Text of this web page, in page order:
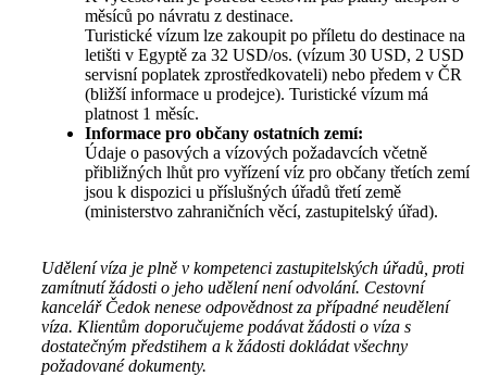
měsíců po návratu z destinace.
Turistické vízum lze zakoupit po příletu do destinace na
letišti v Egyptě za 32 USD/os. (vízum 30 USD, 2 USD
servisní poplatek zprostředkovateli) nebo předem v ČR
(bližší informace u prodejce). Turistické vízum má
platnost 1 měsíc.
Informace pro občany ostatních zemí:
Údaje o pasových a vízových požadavcích včetně
přibližných lhůt pro vyřízení víz pro občany třetích zemí
jsou k dispozici u příslušných úřadů třetí země
(ministerstvo zahraničních věcí, zastupitelský úřad).
Udělení víza je plně v kompetenci zastupitelských úřadů, proti
zamítnutí žádosti o jeho udělení není odvolání. Cestovní
kancelář Čedok nenese odpovědnost za případné neudělení
víza. Klientům doporučujeme podávat žádosti o víza s
dostatečným předstihem a k žádosti dokládat všechny
požadované dokumenty.